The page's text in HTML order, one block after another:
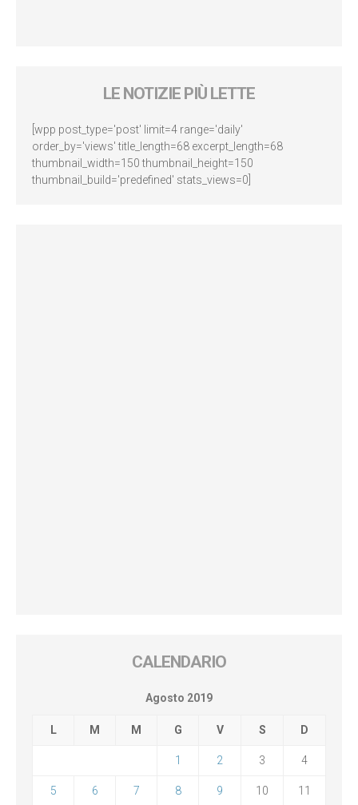
LE NOTIZIE PIÙ LETTE
[wpp post_type='post' limit=4 range='daily'
order_by='views' title_length=68 excerpt_length=68
thumbnail_width=150 thumbnail_height=150
thumbnail_build='predefined' stats_views=0]
CALENDARIO
Agosto 2019
L M M G V S D
1 2 3 4
5 6 7 8 9 10 11